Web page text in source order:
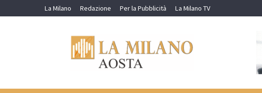
to
La Milano Redazione Per la Pubblicità La Milano TV